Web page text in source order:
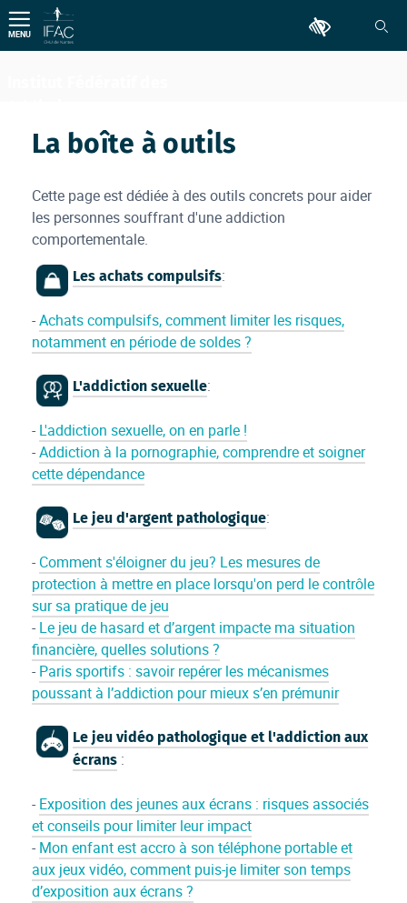
Aller
au
contenu
Comportementales
Outils
MENU
La boîte à outils
Cette page est dédiée à des outils concrets pour aider
les personnes souffrant d'une addiction
comportementale.
Les achats compulsifs:
-Achats compulsifs, comment limiter les risques,
notamment en période de soldes ?
L'addiction sexuelle:
- L'addiction sexuelle, on en parle !
-Addiction à la pornographie, comprendre et soigner
cette dépendance
Le jeu d'argent pathologique:
- Comment s'éloigner du jeu? Les mesures de
protection à mettre en place lorsqu'on perd le contrôle
sur sa pratique de jeu
- Le jeu de hasard et d’argent impacte ma situation
financière, quelles solutions ?
- Paris sportifs : savoir repérer les mécanismes
poussant à l’addiction pour mieux s’en prémunir
Le jeu vidéo pathologique et l'addiction aux
écrans :
- Exposition des jeunes aux écrans : risques associés
et conseils pour limiter leur impact
- Mon enfant est accro à son téléphone portable et
aux jeux vidéo, comment puis-je limiter son temps
d’exposition aux écrans ?